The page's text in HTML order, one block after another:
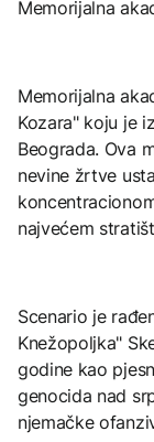
Memorijalna
Memorijalna
Kozara" koju je
Beograda. Ova
nevine žrtve
najvećem
Scenario je
Knežopoljka"
godine kao
genocida nad
njemačke